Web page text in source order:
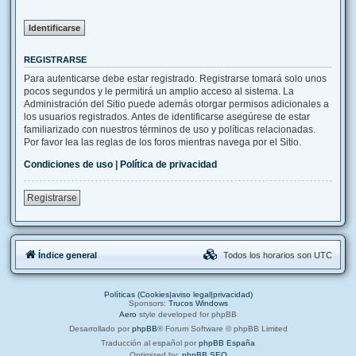
REGISTRARSE
Para autenticarse debe estar registrado. Registrarse tomará solo unos
pocos segundos y le permitirá un amplio acceso al sistema. La
Administración del Sitio puede además otorgar permisos adicionales a
los usuarios registrados. Antes de identificarse asegúrese de estar
familiarizado con nuestros términos de uso y políticas relacionadas.
Por favor lea las reglas de los foros mientras navega por el Sitio.
Condiciones de uso | Política de privacidad
Registrarse
Índice general Todos los horarios son UTC
Políticas (Cookies|aviso legal|privacidad)
Sponsors: Trucos Windows
Aero style developed for phpBB
Desarrollado por phpBB® Forum Software © phpBB Limited
Traducción al español por phpBB España